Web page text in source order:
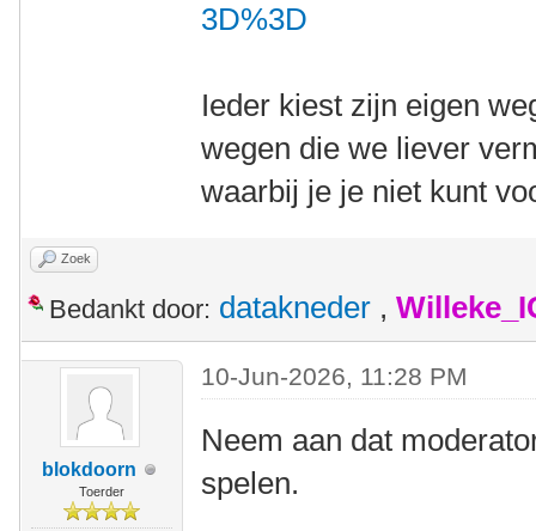
3D%3D
Ieder kiest zijn eigen
wegen die we liever
waarbij je je niet kunt
Zoek
Bedankt door: datakneder ,
blokdoorn
Toerder
10-Jun-2026, 11:28 PM
Neem aan dat
spelen.